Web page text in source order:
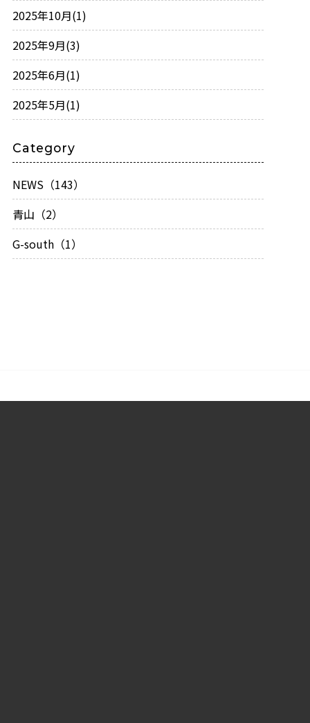
2025年10月(1)
2025年9月(3)
2025年6月(1)
2025年5月(1)
Category
NEWS（143）
青山（2）
G-south（1）